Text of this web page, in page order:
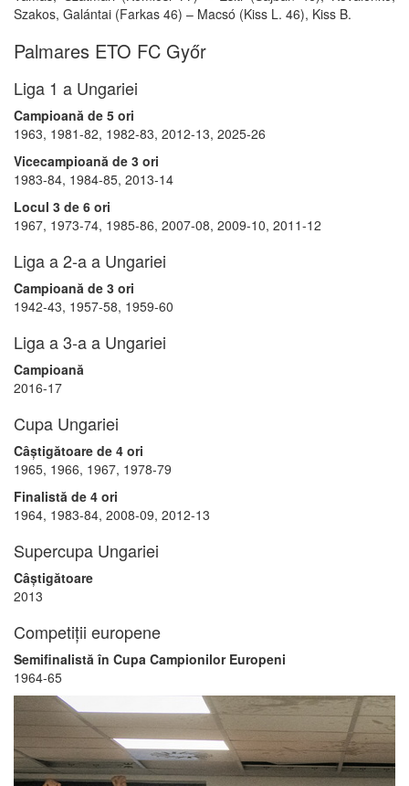
Szakos, Galántai (Farkas 46) – Macsó (Kiss L. 46), Kiss B.
Palmares ETO FC Győr
Liga 1 a Ungariei
Campioană de 5 ori
1963, 1981-82, 1982-83, 2012-13, 2025-26
Vicecampioană de 3 ori
1983-84, 1984-85, 2013-14
Locul 3 de 6 ori
1967, 1973-74, 1985-86, 2007-08, 2009-10, 2011-12
Liga a 2-a a Ungariei
Campioană de 3 ori
1942-43, 1957-58, 1959-60
Liga a 3-a a Ungariei
Campioană
2016-17
Cupa Ungariei
Câștigătoare de 4 ori
1965, 1966, 1967, 1978-79
Finalistă de 4 ori
1964, 1983-84, 2008-09, 2012-13
Supercupa Ungariei
Câștigătoare
2013
Competiții europene
Semifinalistă în Cupa Campionilor Europeni
1964-65